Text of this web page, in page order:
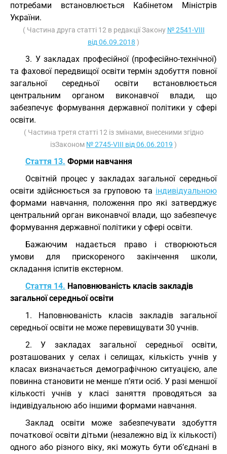
потребами встановлюється Кабінетом Міністрів
України.
( Частина друга статті 12 в редакції Закону № 2541-VIII
від 06.09.2018 )
3. У закладах професійної (професійно-технічної)
та фахової передвищої освіти термін здобуття повної
загальної середньої освіти встановлюється
центральним органом виконавчої влади, що
забезпечує формування державної політики у сфері
освіти.
( Частина третя статті 12 із змінами, внесеними згідно
ізЗаконом № 2745-VIII від 06.06.2019 )
Стаття 13. Форми навчання
Освітній процес у закладах загальної середньої
освіти здійснюється за груповою та індивідуальною
формами навчання, положення про які затверджує
центральний орган виконавчої влади, що забезпечує
формування державної політики у сфері освіти.
Бажаючим надається право і створюються
умови для прискореного закінчення школи,
складання іспитів екстерном.
Стаття 14. Наповнюваність класів закладів
загальної середньої освіти
1. Наповнюваність класів закладів загальної
середньої освіти не може перевищувати 30 учнів.
2. У закладах загальної середньої освіти,
розташованих у селах і селищах, кількість учнів у
класах визначається демографічною ситуацією, але
повинна становити не менше п’яти осіб. У разі меншої
кількості учнів у класі заняття проводяться за
індивідуальною або іншими формами навчання.
Заклад освіти може забезпечувати здобуття
початкової освіти дітьми (незалежно від їх кількості)
одного або різного віку, які можуть бути об’єднані в